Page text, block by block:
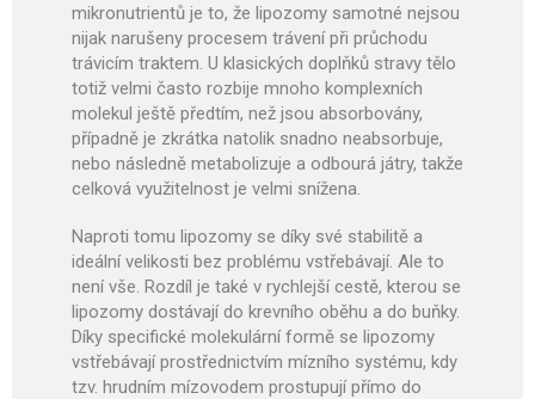
mikronutrientů je to, že lipozomy samotné nejsou
nijak narušeny procesem trávení při průchodu
trávicím traktem. U klasických doplňků stravy tělo
totiž velmi často rozbije mnoho komplexních
molekul ještě předtím, než jsou absorbovány,
případně je zkrátka natolik snadno neabsorbuje,
nebo následně metabolizuje a odbourá játry, takže
celková využitelnost je velmi snížena.
Naproti tomu lipozomy se díky své stabilitě a
ideální velikosti bez problému vstřebávají. Ale to
není vše. Rozdíl je také v rychlejší cestě, kterou se
lipozomy dostávají do krevního oběhu a do buňky.
Díky specifické molekulární formě se lipozomy
vstřebávají prostřednictvím mízního systému, kdy
tzv. hrudním mízovodem prostupují přímo do